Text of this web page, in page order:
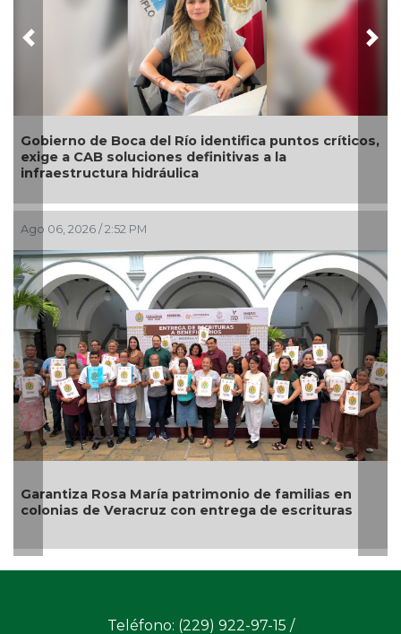
Gobierno de Boca del Río identifica puntos críticos,
exige a CAB soluciones definitivas a la
infraestructura hidráulica
Ago 06, 2026 / 2:52 PM
Garantiza Rosa María patrimonio de familias en
colonias de Veracruz con entrega de escrituras
Previous
Teléfono: (229) 922-97-15 /